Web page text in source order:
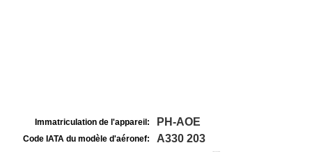
Immatriculation de l'appareil: PH-AOE
Code IATA du modèle d'aéronef: A330 203